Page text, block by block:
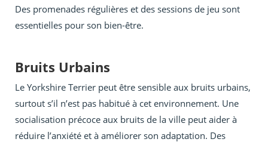
Des promenades régulières et des sessions de jeu sont
essentielles pour son bien-être.
Bruits Urbains
Le Yorkshire Terrier peut être sensible aux bruits urbains,
surtout s’il n’est pas habitué à cet environnement. Une
socialisation précoce aux bruits de la ville peut aider à
réduire l’anxiété et à améliorer son adaptation. Des